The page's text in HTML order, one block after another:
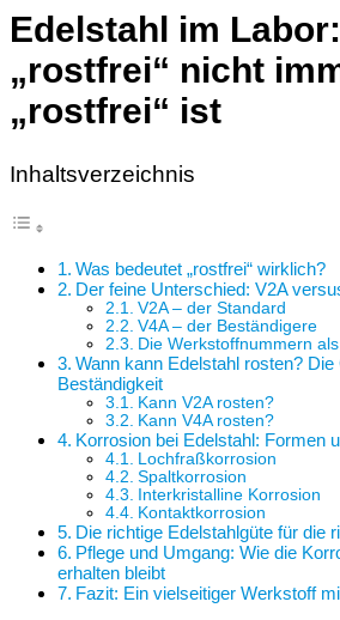
Edelstahl im
„rostfrei“ nicht
„rostfrei“ ist
Inhaltsverzeichnis
Was bedeutet „rostfrei“ wirklich?
Der feine Unterschied: V2A
V2A – der Standard
V4A – der Beständigere
Die Werkstoffnummern
Wann kann Edelstahl rosten?
Beständigkeit
Kann V2A rosten?
Kann V4A rosten?
Korrosion bei Edelstahl: Formen
Lochfraßkorrosion
Spaltkorrosion
Interkristalline Korrosion
Kontaktkorrosion
Die richtige Edelstahlgüte für die
Pflege und Umgang: Wie die
erhalten bleibt
Fazit: Ein vielseitiger Werkstoff